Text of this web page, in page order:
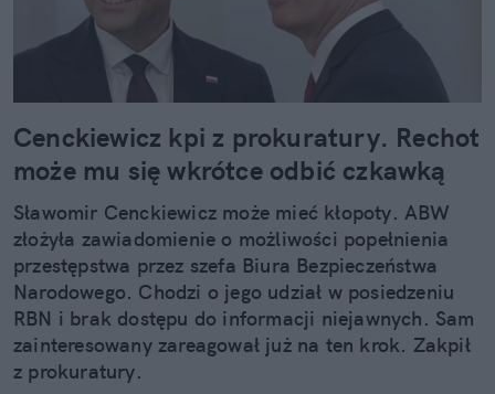
Cenckiewicz kpi z prokuratury. Rechot
może mu się wkrótce odbić czkawką
Sławomir Cenckiewicz może mieć kłopoty. ABW
złożyła zawiadomienie o możliwości popełnienia
przestępstwa przez szefa Biura Bezpieczeństwa
Narodowego. Chodzi o jego udział w posiedzeniu
RBN i brak dostępu do informacji niejawnych. Sam
zainteresowany zareagował już na ten krok. Zakpił
z prokuratury.